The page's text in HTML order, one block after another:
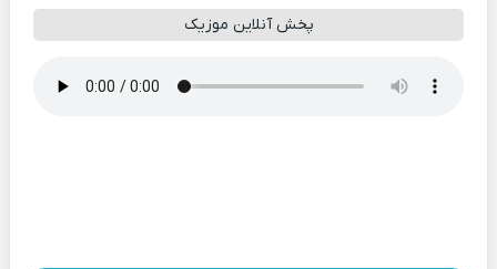
پخش آنلاین موزیک